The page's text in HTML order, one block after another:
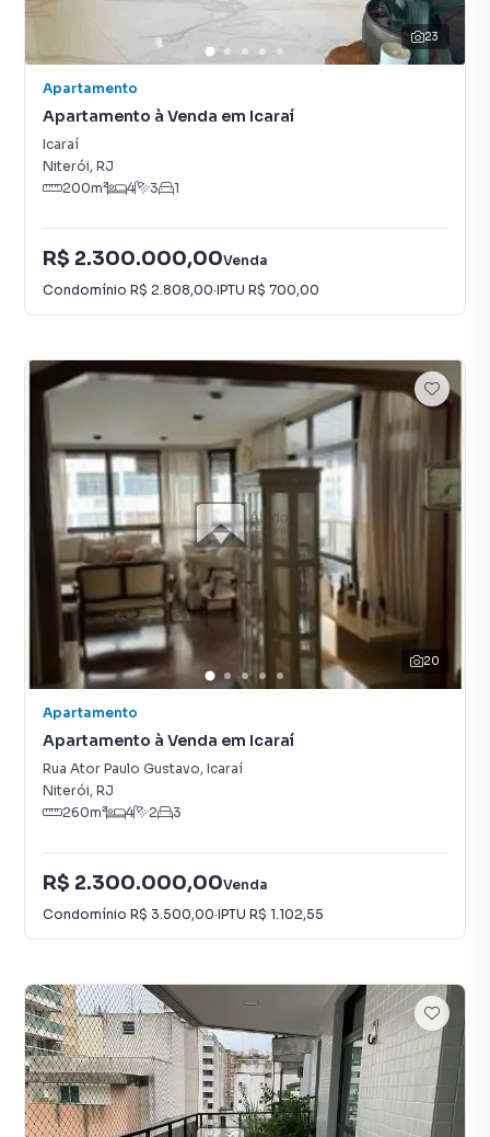
23
Apartamento
Apartamento à Venda em Icaraí
Icaraí
Niterói, RJ
200m² 4 3 1
R$ 2.300.000,00Venda
Condomínio R$ 2.808,00·IPTU R$ 700,00
20
Apartamento
Apartamento à Venda em Icaraí
Rua Ator Paulo Gustavo, Icaraí
Niterói, RJ
260m² 4 2 3
R$ 2.300.000,00Venda
Condomínio R$ 3.500,00·IPTU R$ 1.102,55